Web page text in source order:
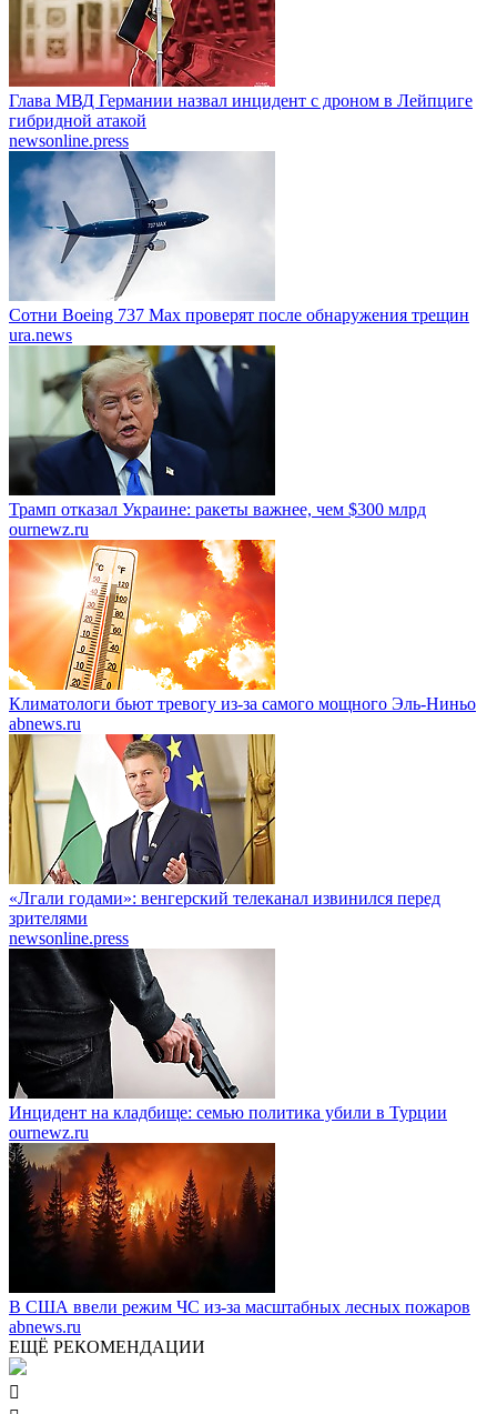
Глава МВД Германии назвал инцидент с дроном в Лейпциге
гибридной атакой
newsonline.press
Сотни Boeing 737 Max проверят после обнаружения трещин
ura.news
Трамп отказал Украине: ракеты важнее, чем $300 млрд
ournewz.ru
Климатологи бьют тревогу из-за самого мощного Эль-Ниньо
abnews.ru
«Лгали годами»: венгерский телеканал извинился перед
зрителями
newsonline.press
Инцидент на кладбище: семью политика убили в Турции
ournewz.ru
В США ввели режим ЧС из-за масштабных лесных пожаров
abnews.ru
ЕЩЁ РЕКОМЕНДАЦИИ
